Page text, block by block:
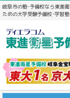
岐阜市の塾･予備校なら東進
ための大学受験予備校･学習塾